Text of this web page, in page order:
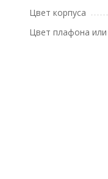
Цвет корпуса
Цвет плафона или